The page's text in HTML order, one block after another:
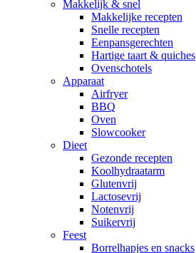
Makkelijk & snel
Makkelijke recepten
Snelle recepten
Eenpansgerechten
Hartige taart & quiches
Ovenschotels
Apparaat
Airfryer
BBQ
Oven
Slowcooker
Dieet
Gezonde recepten
Koolhydraatarm
Glutenvrij
Lactosevrij
Notenvrij
Suikervrij
Feest
Borrelhapjes en snacks